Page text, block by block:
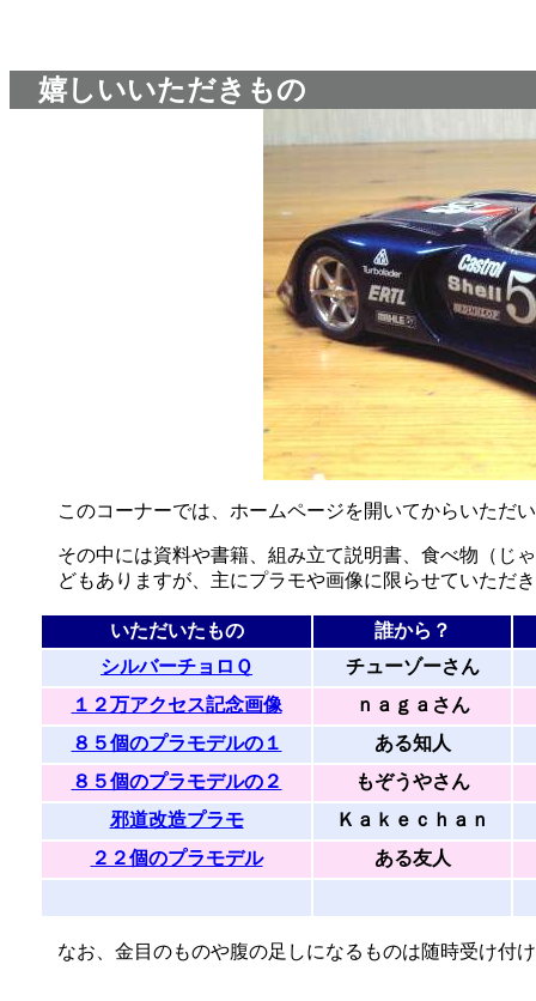
嬉しいいただきもの
このコーナーでは、ホームページを開いてからいただ
その中には資料や書籍、組み立て説明書、食べ物（じ
どもありますが、主にプラモや画像に限らせていただ
いただいたもの
誰から？
シルバーチョロＱ
チューゾーさん
１２万アクセス記念画像
ｎａｇａさん
８５個のプラモデルの１
ある知人
８５個のプラモデルの２
もぞうやさん
邪道改造プラモ
Ｋａｋｅｃｈａｎ
２２個のプラモデル
ある友人
なお、金目のものや腹の足しになるものは随時受け付